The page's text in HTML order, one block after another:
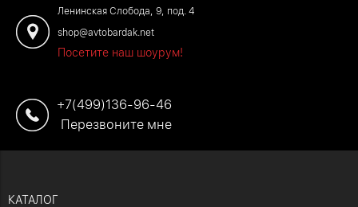
Ленинская Слобода, 9, под. 4
shop@avtobardak.net
Посетите наш шоурум!
+7(499)136-96-46
Перезвоните мне
КАТАЛОГ